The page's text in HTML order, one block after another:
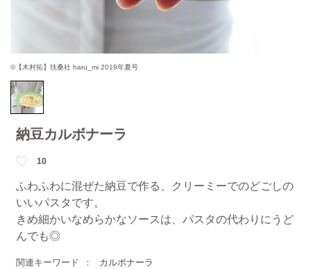
©【木村拓】扶桑社 haru_mi 2019年夏号
納豆カルボナーラ
10
ふわふわに混ぜた納豆で作る、クリーミーでのどごしの
いいパスタです。
きめ細かいなめらかなソースは、パスタの代わりにうど
んでも◎
関連キーワード
カルボナーラ